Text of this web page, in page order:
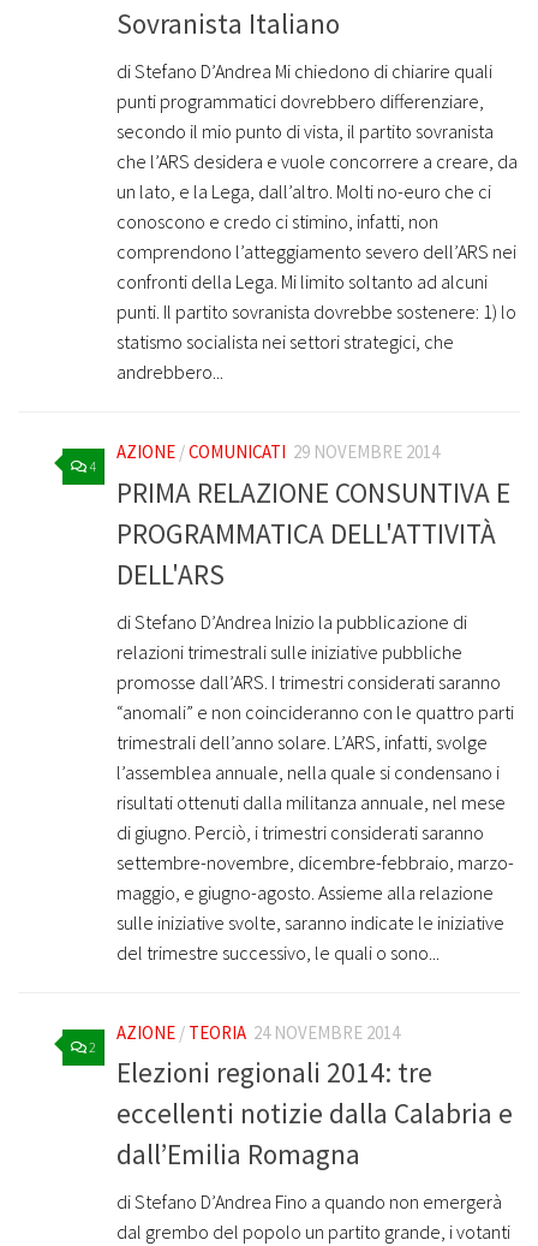
Sovranista Italiano
di Stefano D’Andrea Mi chiedono di chiarire quali
punti programmatici dovrebbero differenziare,
secondo il mio punto di vista, il partito sovranista
che l’ARS desidera e vuole concorrere a creare, da
un lato, e la Lega, dall’altro. Molti no-euro che ci
conoscono e credo ci stimino, infatti, non
comprendono l’atteggiamento severo dell’ARS nei
confronti della Lega. Mi limito soltanto ad alcuni
punti. Il partito sovranista dovrebbe sostenere: 1) lo
statismo socialista nei settori strategici, che
andrebbero...
4
AZIONE /COMUNICATI 29 NOVEMBRE 2014
PRIMA RELAZIONE CONSUNTIVA E
PROGRAMMATICA DELL'ATTIVITÀ
DELL'ARS
di Stefano D’Andrea Inizio la pubblicazione di
relazioni trimestrali sulle iniziative pubbliche
promosse dall’ARS. I trimestri considerati saranno
“anomali” e non coincideranno con le quattro parti
trimestrali dell’anno solare. L’ARS, infatti, svolge
l’assemblea annuale, nella quale si condensano i
risultati ottenuti dalla militanza annuale, nel mese
di giugno. Perciò, i trimestri considerati saranno
settembre-novembre, dicembre-febbraio, marzo-
maggio, e giugno-agosto. Assieme alla relazione
sulle iniziative svolte, saranno indicate le iniziative
del trimestre successivo, le quali o sono...
2
AZIONE / TEORIA 24 NOVEMBRE 2014
Elezioni regionali 2014: tre
eccellenti notizie dalla Calabria e
dall’Emilia Romagna
di Stefano D’Andrea Fino a quando non emergerà
dal grembo del popolo un partito grande, i votanti